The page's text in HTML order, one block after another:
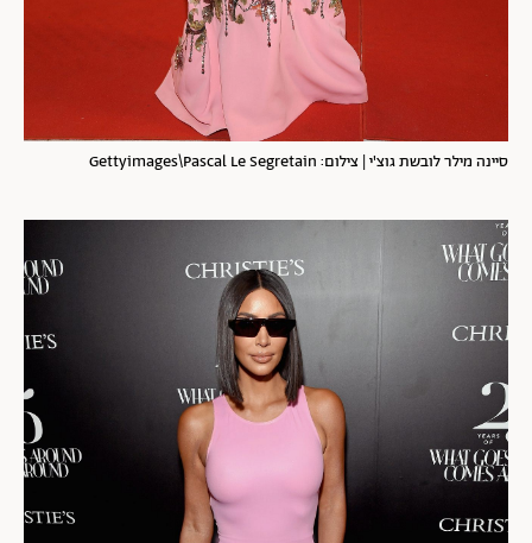
סיינה מילר לובשת גוצ'י | צילום: Gettyimages\Pascal Le Segretain